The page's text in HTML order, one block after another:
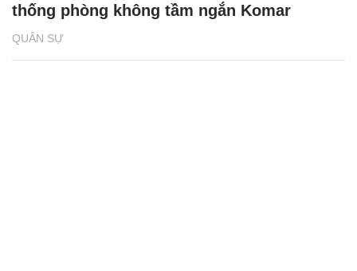
QUÂN SỰ
thống phòng không tầm ngắn Komar